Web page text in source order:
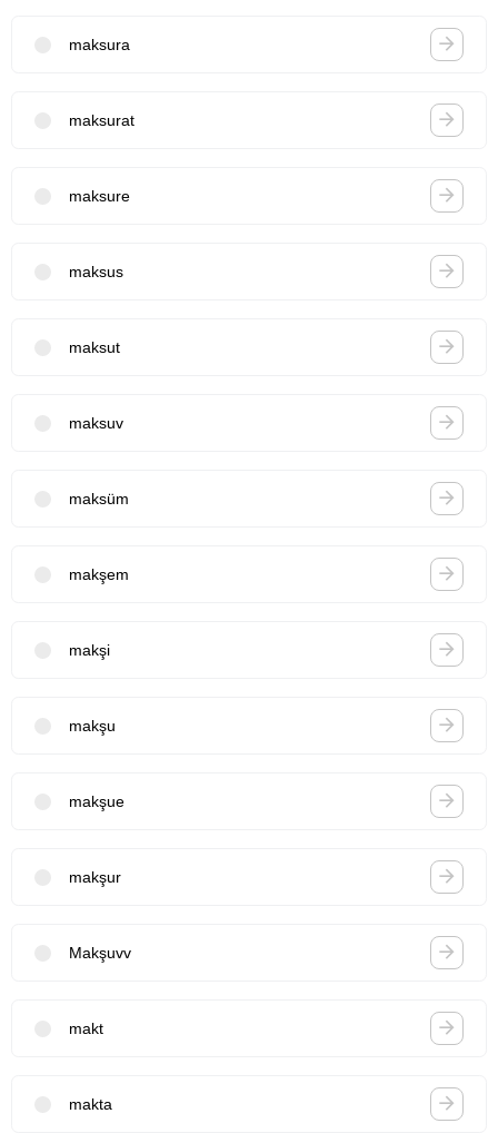
maksura
maksurat
maksure
maksus
maksut
maksuv
maksüm
makşem
makşi
makşu
makşue
makşur
Makşuvv
makt
makta